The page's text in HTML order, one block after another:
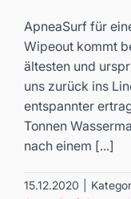
ApneaSurf für
Wipeout kommt
ältesten und
uns zurück ins
entspannter
Tonnen
nach einem [...]
15.12.2020